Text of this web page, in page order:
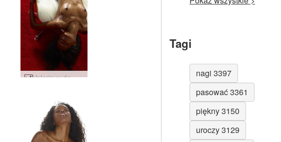
Valerie w domu przez Alyę #20
Tagi
nagi 3397
pasować 3361
piękny 3150
uroczy 3129